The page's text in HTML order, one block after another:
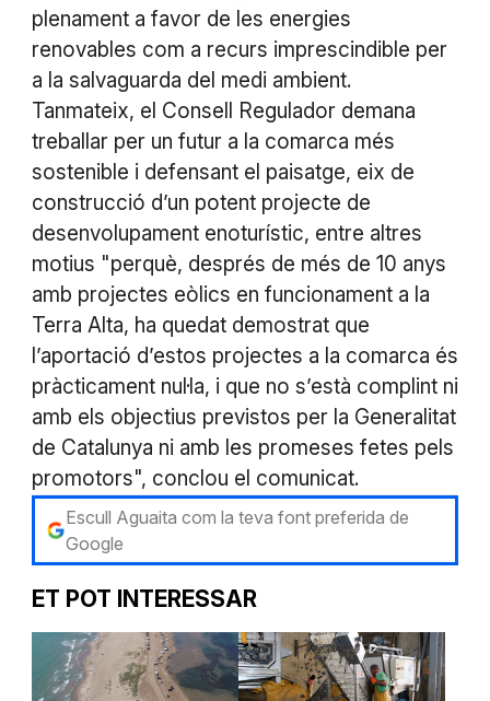
plenament a favor de les energies
renovables com a recurs imprescindible per
a la salvaguarda del medi ambient.
Tanmateix, el Consell Regulador demana
treballar per un futur a la comarca més
sostenible i defensant el paisatge, eix de
construcció d’un potent projecte de
desenvolupament enoturístic, entre altres
motius "perquè, després de més de 10 anys
amb projectes eòlics en funcionament a la
Terra Alta, ha quedat demostrat que
l’aportació d’estos projectes a la comarca és
pràcticament nul·la, i que no s’està complint ni
amb els objectius previstos per la Generalitat
de Catalunya ni amb les promeses fetes pels
promotors", conclou el comunicat.
Escull Aguaita com la teva font preferida de
Google
ET POT INTERESSAR